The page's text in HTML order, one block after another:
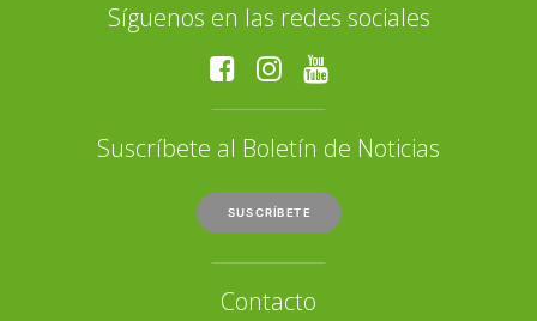
Síguenos en las redes sociales
Suscríbete al Boletín de Noticias
SUSCRÍBETE
Contacto